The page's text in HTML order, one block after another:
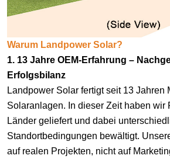
Warum Landpower Solar?
1. 13 Jahre OEM-Erfahrung –
Erfolgsbilanz
Landpower Solar fertigt seit 13 Jahren
Solaranlagen. In dieser Zeit haben wir
Länder geliefert und dabei
Standortbedingungen bewältigt.
auf realen Projekten, nicht auf